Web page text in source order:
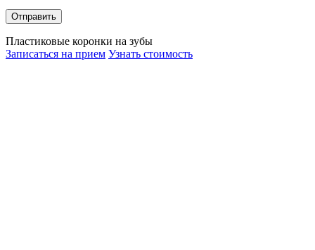
Пластиковые коронки на зубы
Записаться на прием Узнать стоимость